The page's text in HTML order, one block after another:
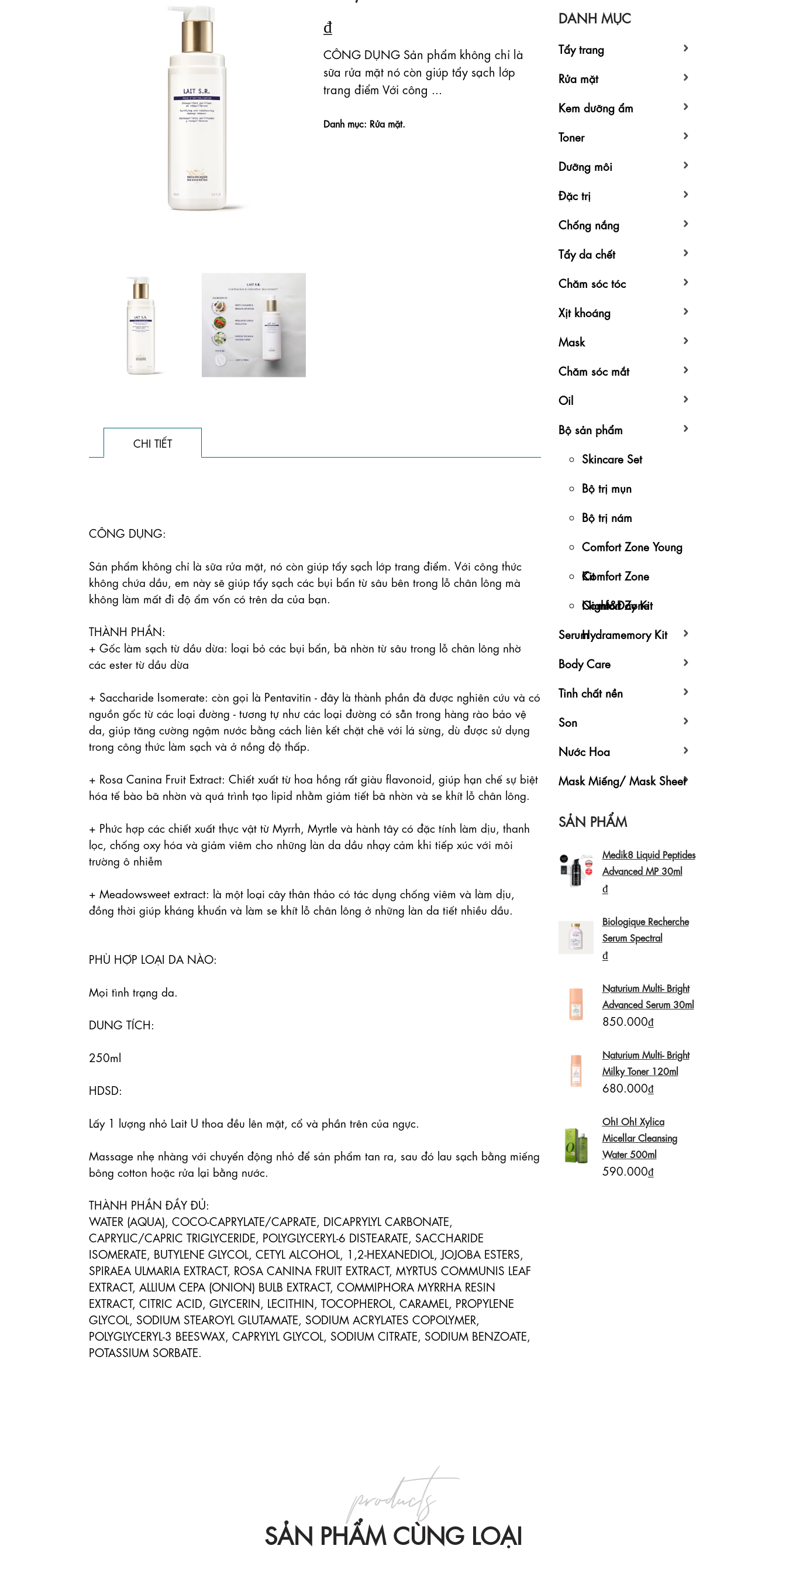
₫
CÔNG DỤNG Sản phẩm không chỉ là
sữa rửa mặt nó còn giúp tẩy sạch lớp
trang điểm Với công ...
Danh mục: Rửa mặt.
CHI TIẾT
CÔNG DỤNG:
Sản phẩm không chỉ là sữa rửa mặt, nó còn giúp tẩy sạch lớp trang điểm. Với công thức
không chứa dầu, em này sẽ giúp tẩy sạch các bụi bẩn từ sâu bên trong lỗ chân lông mà
không làm mất đi độ ẩm vốn có trên da của bạn.
THÀNH PHẦN:
+ Gốc làm sạch từ dầu dừa: loại bỏ các bụi bẩn, bã nhờn từ sâu trong lỗ chân lông nhờ
các ester từ dầu dừa
+ Saccharide Isomerate: còn gọi là Pentavitin - đây là thành phần đã được nghiên cứu và có
nguồn gốc từ các loại đường - tương tự như các loại đường có sẵn trong hàng rào bảo vệ
da, giúp tăng cường ngậm nước bằng cách liên kết chặt chẽ với lá sừng, dù được sử dụng
trong công thức làm sạch và ở nồng độ thấp.
+ Rosa Canina Fruit Extract: Chiết xuất từ hoa hồng rất giàu flavonoid, giúp hạn chế sự biệt
hóa tế bào bã nhờn và quá trình tạo lipid nhằm giảm tiết bã nhờn và se khít lỗ chân lông.
+ Phức hợp các chiết xuất thực vật từ Myrrh, Myrtle và hành tây có đặc tính làm dịu, thanh
lọc, chống oxy hóa và giảm viêm cho những làn da dầu nhạy cảm khi tiếp xúc với môi
trường ô nhiễm
+ Meadowsweet extract: là một loại cây thân thảo có tác dụng chống viêm và làm dịu,
đồng thời giúp kháng khuẩn và làm se khít lỗ chân lông ở những làn da tiết nhiều dầu.
PHÙ HỢP LOẠI DA NÀO:
Mọi tình trạng da.
DUNG TÍCH:
250ml
HDSD:
Lấy 1 lượng nhỏ Lait U thoa đều lên mặt, cổ và phần trên của ngực.
Massage nhẹ nhàng với chuyển động nhỏ để sản phẩm tan ra, sau đó lau sạch bằng miếng
bông cotton hoặc rửa lại bằng nước.
THÀNH PHẦN ĐẦY ĐỦ:
WATER (AQUA), COCO-CAPRYLATE/CAPRATE, DICAPRYLYL CARBONATE,
CAPRYLIC/CAPRIC TRIGLYCERIDE, POLYGLYCERYL-6 DISTEARATE, SACCHARIDE
ISOMERATE, BUTYLENE GLYCOL, CETYL ALCOHOL, 1,2-HEXANEDIOL, JOJOBA ESTERS,
SPIRAEA ULMARIA EXTRACT, ROSA CANINA FRUIT EXTRACT, MYRTUS COMMUNIS LEAF
EXTRACT, ALLIUM CEPA (ONION) BULB EXTRACT, COMMIPHORA MYRRHA RESIN
EXTRACT, CITRIC ACID, GLYCERIN, LECITHIN, TOCOPHEROL, CARAMEL, PROPYLENE
GLYCOL, SODIUM STEAROYL GLUTAMATE, SODIUM ACRYLATES COPOLYMER,
POLYGLYCERYL-3 BEESWAX, CAPRYLYL GLYCOL, SODIUM CITRATE, SODIUM BENZOATE,
POTASSIUM SORBATE.
DANH MỤC
Tẩy trang
Rửa mặt
Kem dưỡng ẩm
Toner
Dưỡng môi
Đặc trị
Chống nắng
Tẩy da chết
Chăm sóc tóc
Xịt khoáng
Mask
Chăm sóc mắt
Oil
Bộ sản phẩm
Skincare Set
Bộ trị mụn
Bộ trị nám
Comfort Zone Young
Kit
Comfort Zone
Night&Day Kit
Comfort Zone
Hydramemory Kit
Serum
Body Care
Tinh chất nền
Son
Nước Hoa
Mask Miếng/ Mask Sheet
SẢN PHẨM
Medik8 Liquid Peptides
Advanced MP 30ml
₫
Biologique Recherche
Serum Spectral
₫
Naturium Multi- Bright
Advanced Serum 30ml
850.000₫
Naturium Multi- Bright
Milky Toner 120ml
680.000₫
Oh! Oh! Xylica
Micellar Cleansing
Water 500ml
590.000₫
SẢN PHẨM CÙNG LOẠI
products